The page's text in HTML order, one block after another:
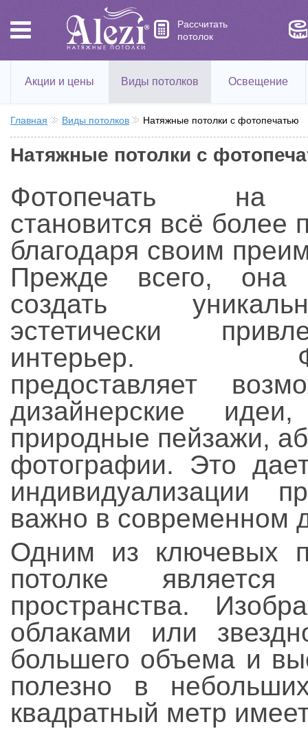
Рассчитать
потолок
Акции и цены Виды потолков Освещение
Главная Виды потолков Натяжные потолки с фотопечатью
Натяжные потолки с
Фотопечать на
становится всё более
благодаря своим
Прежде всего, она
создать
эстетически
интерьер.
предоставляет
дизайнерские
природные пейзажи,
фотографии. Это
индивидуализации
важно в современном
Одним из ключевых
потолке является
пространства.
облаками или
большего объема и
полезно в
квадратный метр